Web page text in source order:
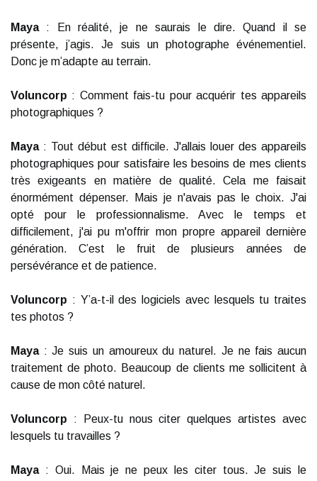
Maya: En réalité, je ne saurais le dire. Quand il se
présente, j’agis. Je suis un photographe événementiel.
Donc je m’adapte au terrain.
Voluncorp : Comment fais-tu pour acquérir tes appareils
photographiques ?
Maya: Tout début est difficile. J'allais louer des appareils
photographiques pour satisfaire les besoins de mes clients
très exigeants en matière de qualité. Cela me faisait
énormément dépenser. Mais je n'avais pas le choix. J'ai
opté pour le professionnalisme. Avec le temps et
difficilement, j'ai pu m'offrir mon propre appareil dernière
génération. C’est le fruit de plusieurs années de
persévérance et de patience.
Voluncorp : Y’a-t-il des logiciels avec lesquels tu traites
tes photos ?
Maya: Je suis un amoureux du naturel. Je ne fais aucun
traitement de photo. Beaucoup de clients me sollicitent à
cause de mon côté naturel.
Voluncorp : Peux-tu nous citer quelques artistes avec
lesquels tu travailles ?
Maya: Oui. Mais je ne peux les citer tous. Je suis le